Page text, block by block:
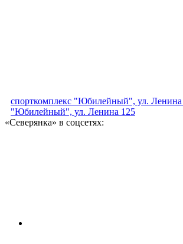
спорткомплекс "Юбилейный", ул. Ленина
"Юбилейный", ул. Ленина 125
«Северянка» в соцсетях: